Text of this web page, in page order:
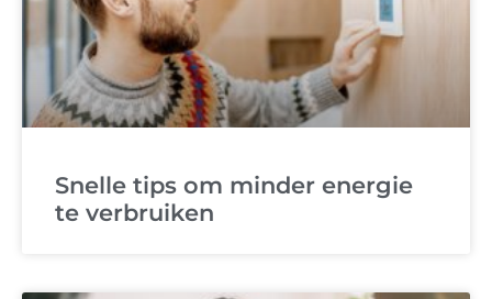
Snelle tips om minder energie
te verbruiken